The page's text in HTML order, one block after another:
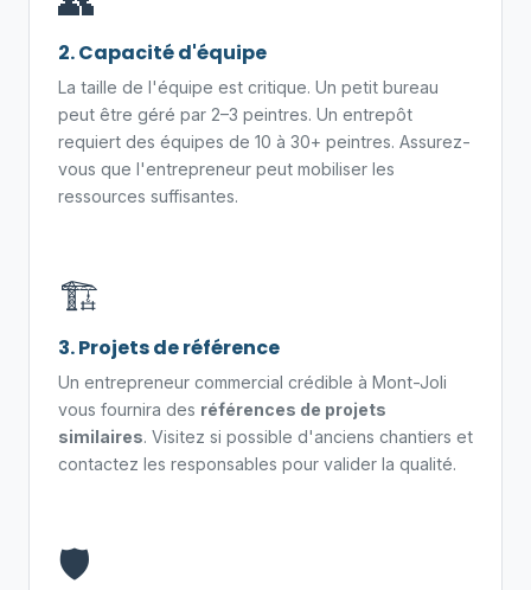
2. Capacité d'équipe
La taille de l'équipe est critique. Un petit bureau
peut être géré par 2–3 peintres. Un entrepôt
requiert des équipes de 10 à 30+ peintres. Assurez-
vous que l'entrepreneur peut mobiliser les
ressources suffisantes.
🏗️
3. Projets de référence
Un entrepreneur commercial crédible à Mont-Joli
vous fournira des références de projets
similaires. Visitez si possible d'anciens chantiers et
contactez les responsables pour valider la qualité.
🛡️